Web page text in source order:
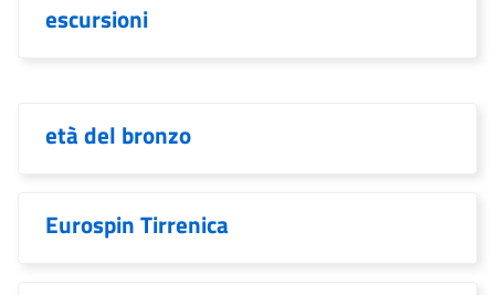
escursioni
età del bronzo
Eurospin Tirrenica